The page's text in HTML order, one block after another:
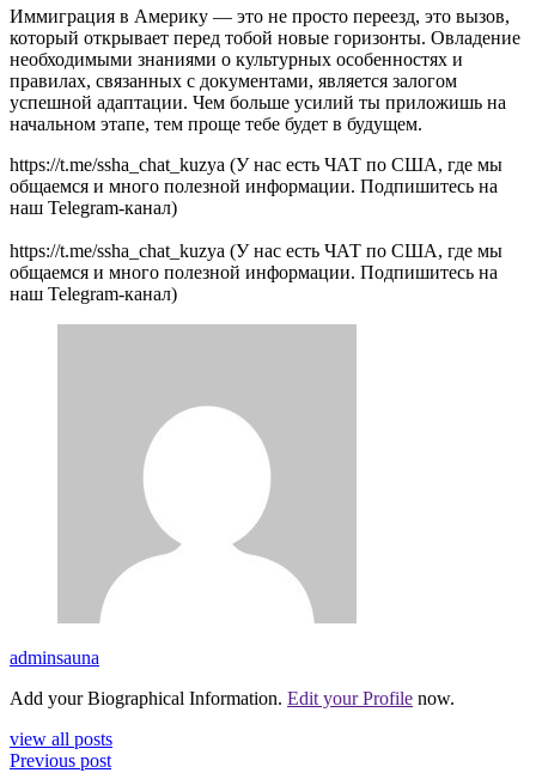
Иммиграция в Америку — это не просто переезд, это вызов,
который открывает перед тобой новые горизонты. Овладение
необходимыми знаниями о культурных особенностях и
правилах, связанных с документами, является залогом
успешной адаптации. Чем больше усилий ты приложишь на
начальном этапе, тем проще тебе будет в будущем.
https://t.me/ssha_chat_kuzya (У нас есть ЧАТ по США, где мы
общаемся и много полезной информации. Подпишитесь на
наш Telegram-канал)
https://t.me/ssha_chat_kuzya (У нас есть ЧАТ по США, где мы
общаемся и много полезной информации. Подпишитесь на
наш Telegram-канал)
adminsauna
Add your Biographical Information. Edit your Profile now.
view all posts
Previous post